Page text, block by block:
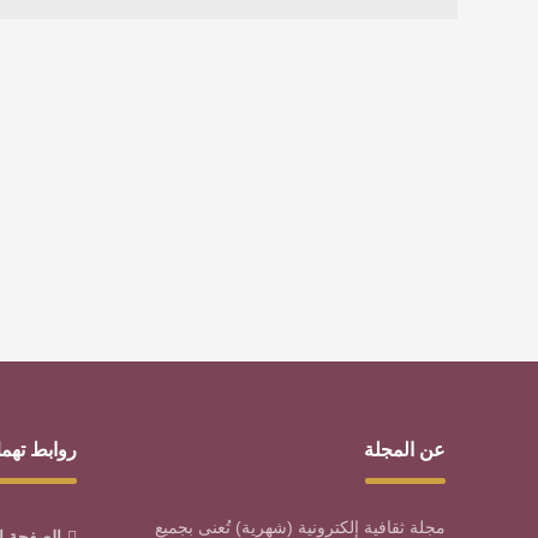
عن المجلة
مجلة ثقافية إلكترونية (شهرية) تُعنى بجميع
روابط